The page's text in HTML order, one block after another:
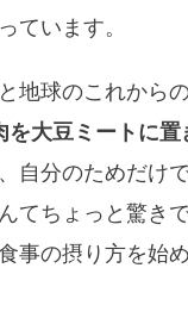
ています。
地球のこれから
を大豆ミートに置
自分のためだけ
てちょっと驚き
事の摂り方を始